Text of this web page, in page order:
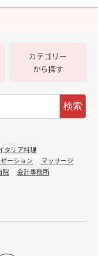
カテゴリー
から探す
検索
タリア料理
ーション
マッサージ
院
会計事務所